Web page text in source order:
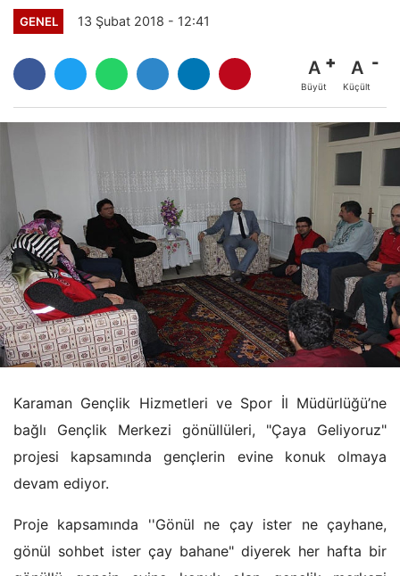
GENEL 13 Şubat 2018 - 12:41
A
Büyüt
A
Küçült
Karaman Gençlik Hizmetleri ve Spor İl Müdürlüğü’ne
bağlı Gençlik Merkezi gönüllüleri, "Çaya Geliyoruz"
projesi kapsamında gençlerin evine konuk olmaya
devam ediyor.
Proje kapsamında ''Gönül ne çay ister ne çayhane,
gönül sohbet ister çay bahane" diyerek her hafta bir